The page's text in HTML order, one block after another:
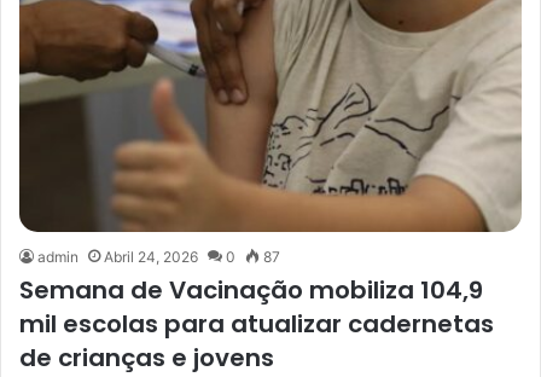
admin Abril 24, 2026 0 87
Semana de Vacinação mobiliza 104,9
mil escolas para atualizar cadernetas
de crianças e jovens